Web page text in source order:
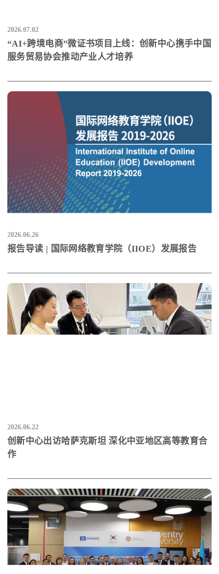
2026.07.02
“AI+跨境电商”微证书项目上线：创新中心携手中国
服务贸易协会推动产业人才培养
2026.06.26
报告导读 | 国际网络教育学院（IIOE）发展报告
2026.06.22
创新中心出访哈萨克斯坦 深化中亚地区高等教育合
作